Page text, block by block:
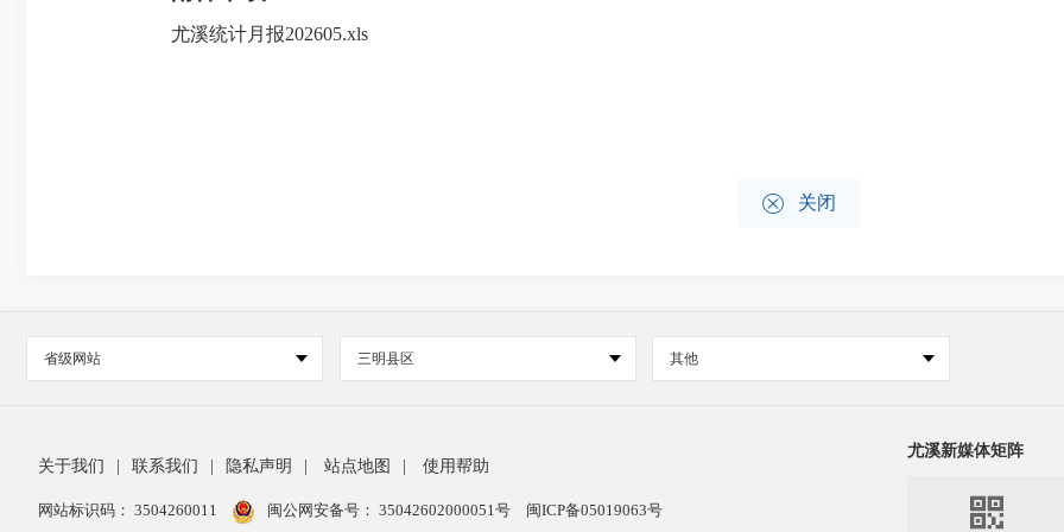
尤溪统计月报202605.xls
 关闭
省级网站 三明县区 其他
关于我们 联系我们 隐私声明 站点地图 使用帮助
网站标识码： 3504260011 闽公网安备号： 35042602000051号 闽ICP备05019063号
尤溪新媒体矩阵
